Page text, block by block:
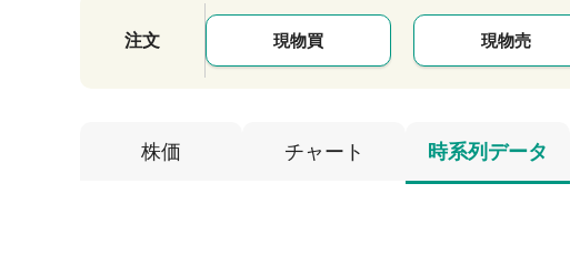
注文 現物買 現物売
株価 チャート 時系列データ